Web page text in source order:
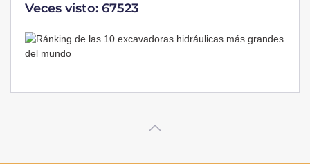
Veces visto: 67523